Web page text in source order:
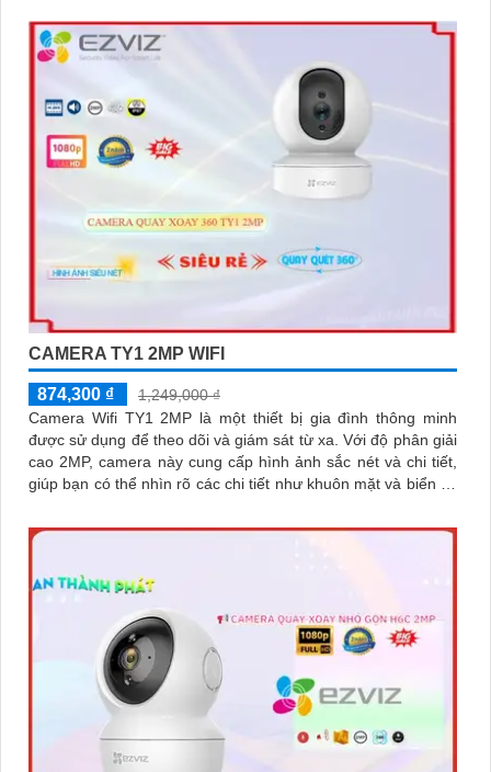
CAMERA TY1 2MP WIFI
874,300 ₫
1,249,000 ₫
Camera Wifi TY1 2MP là một thiết bị gia đình thông minh
được sử dụng để theo dõi và giám sát từ xa. Với độ phân giải
cao 2MP, camera này cung cấp hình ảnh sắc nét và chi tiết,
giúp bạn có thể nhìn rõ các chi tiết như khuôn mặt và biển số